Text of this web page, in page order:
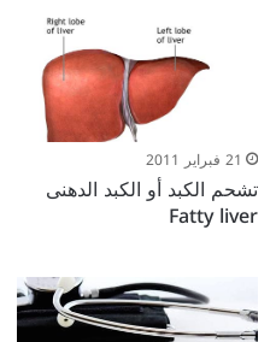
21 فبراير 2011
تشحم الكبد أو الكبد الدهنى
Fatty liver